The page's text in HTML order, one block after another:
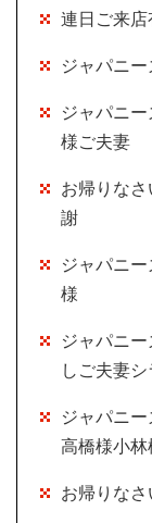
連日ご来
ジャパニー
ジャパニ
様ご夫妻
お帰りな
謝
ジャパニ
様
ジャパニ
しご夫妻
ジャパニ
高橋様小林
お帰りな